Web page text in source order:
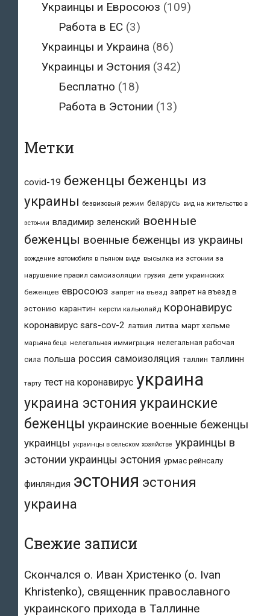
Украинцы и Евросоюз (109)
Работа в ЕС (3)
Украинцы и Украина (86)
Украинцы и Эстония (342)
Бесплатно (18)
Работа в Эстонии (13)
Метки
covid-19 беженцы беженцы из
украины безвизовый режим беларусь вид на жительство в
эстонии владимир зеленский военные
беженцы военные беженцы из украины
вождение автомобиля в пьяном виде высылка из эстонии за
нарушение правил самоизоляции грузия
дети украинских
беженцев евросоюз запрет на въезд запрет на въезд в
эстонию карантин керсти кальюлайд коронавирус
коронавирус sars-cov-2 латвия литва март хельме
марьяна беца нелегальная иммиграция нелегальная рабочая
сила польша россия самоизоляция таллин таллинн
тарту тест на коронавирус украина
украина эстония украинские
беженцы украинские военные беженцы
украинцы украинцы в сельском хозяйстве украинцы в
эстонии украинцы эстония урмас рейнсалу
финляндия эстония эстония
украина
Свежие записи
Скончался о. Иван Христенко (о. Ivan
Khristenko), священник православного
украинского прихода в Таллинне